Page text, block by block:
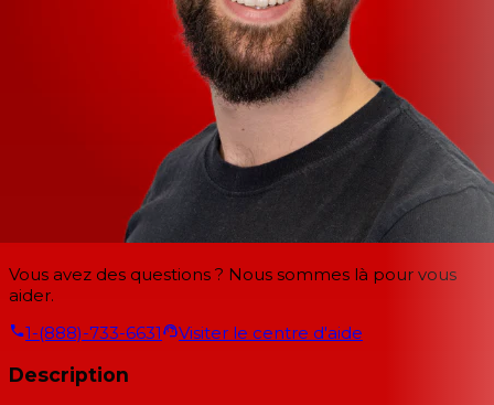
Vous avez des questions ? Nous sommes là pour vous
aider.
1-(888)-733-6631
Visiter le centre d'aide
Description